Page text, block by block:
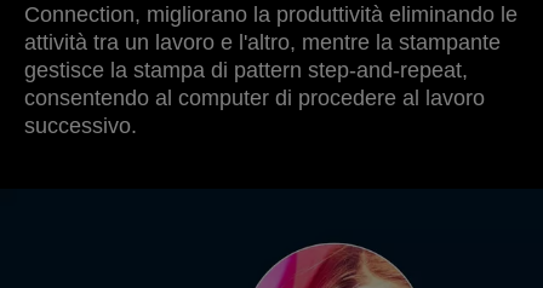
Connection, migliorano la produttività eliminando le
attività tra un lavoro e l'altro, mentre la stampante
gestisce la stampa di pattern step-and-repeat,
consentendo al computer di procedere al lavoro
successivo.